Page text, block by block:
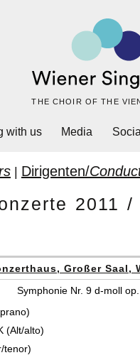
THE CHOIR OF THE
with us Media
| Dirigenten/
2011 /
Großer Saal,
Symphonie Nr. 9 d-moll
(Alt/alto)
tenor)